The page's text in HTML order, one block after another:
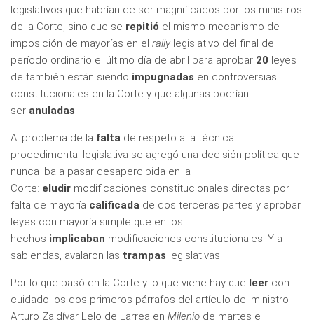
legislativos que habrían de ser magnificados por los ministros
de la Corte, sino que se repitió el mismo mecanismo de
imposición de mayorías en el rally legislativo del final del
período ordinario el último día de abril para aprobar 20 leyes
de también están siendo impugnadas en controversias
constitucionales en la Corte y que algunas podrían
ser anuladas.
Al problema de la falta de respeto a la técnica
procedimental legislativa se agregó una decisión política que
nunca iba a pasar desapercibida en la
Corte: eludir modificaciones constitucionales directas por
falta de mayoría calificada de dos terceras partes y aprobar
leyes con mayoría simple que en los
hechos implicaban modificaciones constitucionales. Y a
sabiendas, avalaron las trampas legislativas.
Por lo que pasó en la Corte y lo que viene hay que leer con
cuidado los dos primeros párrafos del artículo del ministro
Arturo Zaldívar Lelo de Larrea en Milenio de martes e